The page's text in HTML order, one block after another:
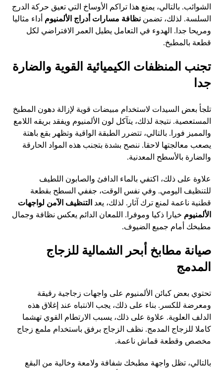
الشوائب. بالتالي، يمنع هذا تراكم الأوساخ التي تعيق حركة الدرج
السلسة. لذلك، تضمننظافة مسارات أدراج الألمنيوم أداء مثاليا
ومريحا جدا. الهدوء في التعامل يطيل العمر الافتراضي لكل
قطعة بالمطبخ.
تجنب المنظفات الكيميائية القوية والضارة
جدا
تلجأ بعض السيدات لاستخدام مبيضات قوية لإزالة دهون المطبخ
المستعصية. نتيجة لذلك، يتآكل لون الألمنيوم ويفقد بريقه اللامع
والمميز فورا. بالتالي، تتضرر الطبقة الواقية وتظهر بقع باهتة
يصعب معالجتها لاحقا. ننصح بشدة بتجنب هذه المواد الحارقة
والضارة بالأسطح المعدنية.
علاوة على ذلك، اكتفي بالماء الدافئ والصابون اللطيف
للتنظيف اليومي. وفي نفس الوقت، جففي السطح بقطعة
قطنية ناعمة لمنع ترك آثار. لذلك، يعد التنظيف الآمن لواجهات
الألمنيوم خيارا ذكيا وموفرا. اللمعان الدائم يعكس نظافة وجمال
مطبخك أمام جميع الضيوف.
صيانة مطابخ أبحر الشمالية للزجاج
المدمج
تحتوي بعض كبائن الألمنيوم على واجهات زجاجية رقيقة
ومعرضة للكسر. بناء على ذلك، يجب الانتباه عند إغلاق هذه
الدلف العلوية. علاوة على ذلك، يسبب الارتطام القوي تهشما
كاملا للزجاج المدمج. نظف الزجاج برفق باستخدام ملمع زجاج
مخصص وقطعة قماش ناعمة.
بالتالي، تظل واجهة مطبخك شفافة ولامعة وخالية من البقع